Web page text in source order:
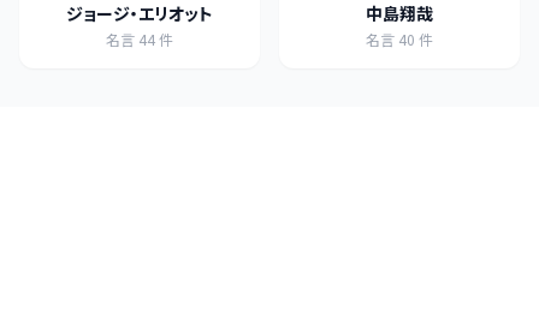
ジョージ・エリオット
名言 44件
中島翔哉
名言 40 件